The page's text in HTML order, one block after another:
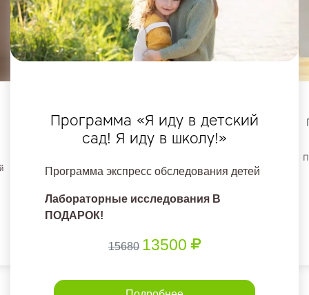
Программа «Я иду в детский
сад! Я иду в школу!»
Программа экспресс обследования детей
Лабораторные исследования В
ПОДАРОК!
15680 13500